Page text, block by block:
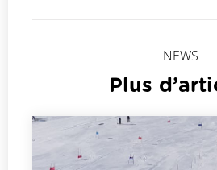
NEWS
Plus